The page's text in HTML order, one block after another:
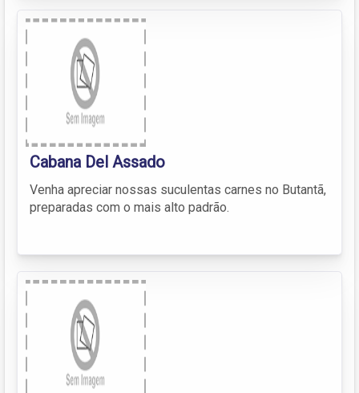
Cabana Del Assado
Venha apreciar nossas suculentas carnes no Butantã,
preparadas com o mais alto padrão.